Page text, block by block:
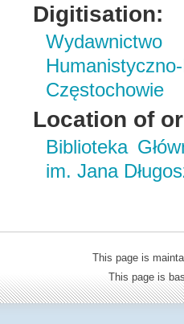
Digitisation:
Wydawnictwo
Częstochowie
Location of
Biblioteka
im. Jana
This page is
This page is